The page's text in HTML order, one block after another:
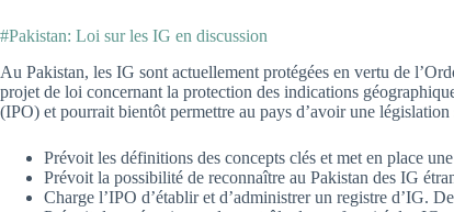
#Pakistan: Loi sur les IG en discussion
Au Pakistan, les IG sont actuellement protégées en vertu de
projet de loi concernant la protection des indications
(IPO) et pourrait bientôt permettre au pays d’avoir une
Prévoit les définitions des concepts clés et met en place
Prévoit la possibilité de reconnaître au Pakistan des IG
Charge l’IPO d’établir et d’administrer un registre d’IG.